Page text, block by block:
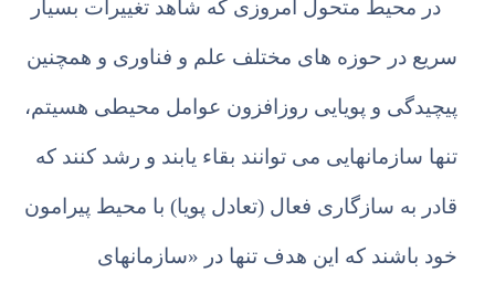
در محیط متحول امروزی که شاهد تغییرات بسیار
سریع در حوزه های مختلف علم و فناوری و همچنین
پیچیدگی و پویایی روزافزون عوامل محیطی هسیتم،
تنها سازمانهایی می توانند بقاء یابند و رشد کنند که
قادر به سازگاری فعال (تعادل پویا) با محیط پیرامون
خود باشند که این هدف تنها در «سازمانهای